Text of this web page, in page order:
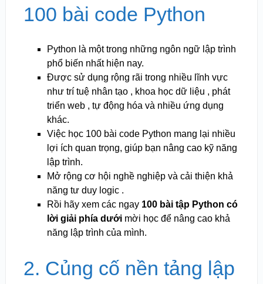
100 bài code Python
Python là một trong những ngôn ngữ lập trình
phổ biến nhất hiện nay.
Được sử dụng rộng rãi trong nhiều lĩnh vực
như trí tuệ nhân tạo , khoa học dữ liệu , phát
triển web , tự động hóa và nhiều ứng dụng
khác.
Việc học 100 bài code Python mang lại nhiều
lợi ích quan trọng, giúp bạn nâng cao kỹ năng
lập trình.
Mở rộng cơ hội nghề nghiệp và cải thiện khả
năng tư duy logic .
Rồi hãy xem các ngay 100 bài tập Python có
lời giải phía dướimời học để nâng cao khả
năng lập trình của mình.
2. Củng cố nền tảng lập